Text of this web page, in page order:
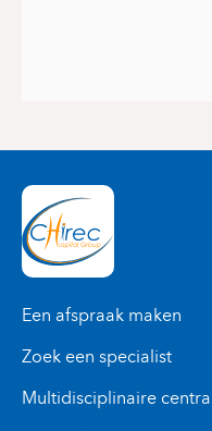
Een afspraak maken
Zoek een specialist
Multidisciplinaire centra